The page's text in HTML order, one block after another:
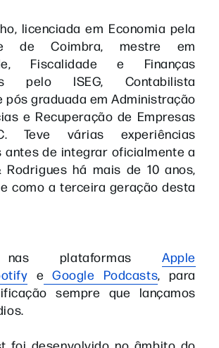
licenciada em Economia pela
de Coimbra, mestre em
Fiscalidade e Finanças
pelo ISEG, Contabilista
pós graduada em Administração
e Recuperação de Empresas
Teve várias experiências
antes de integrar oficialmente a
Rodrigues há mais de 10 anos,
como a terceira geração desta
nas plataformasApple
e Google Podcasts, para
sempre que lançamos
foi desenvolvido no âmbito do